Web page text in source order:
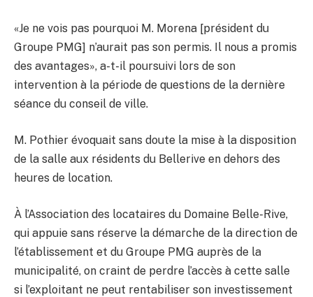
«Je ne vois pas pourquoi M. Morena [président du
Groupe PMG] n’aurait pas son permis. Il nous a promis
des avantages», a-t-il poursuivi lors de son
intervention à la période de questions de la dernière
séance du conseil de ville.
M. Pothier évoquait sans doute la mise à la disposition
de la salle aux résidents du Bellerive en dehors des
heures de location.
À l’Association des locataires du Domaine Belle-Rive,
qui appuie sans réserve la démarche de la direction de
l’établissement et du Groupe PMG auprès de la
municipalité, on craint de perdre l’accès à cette salle
si l’exploitant ne peut rentabiliser son investissement